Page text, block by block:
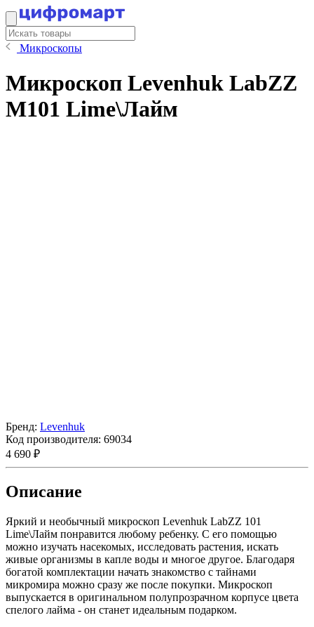
Микроскопы
Микроскоп Levenhuk LabZZ
M101 Lime\Лайм
Бренд: Levenhuk
Код производителя: 69034
4 690 ₽
Описание
Яркий и необычный микроскоп Levenhuk LabZZ 101
Lime\Лайм понравится любому ребенку. С его помощью
можно изучать насекомых, исследовать растения, искать
живые организмы в капле воды и многое другое. Благодаря
богатой комплектации начать знакомство с тайнами
микромира можно сразу же после покупки. Микроскоп
выпускается в оригинальном полупрозрачном корпусе цвета
спелого лайма - он станет идеальным подарком.